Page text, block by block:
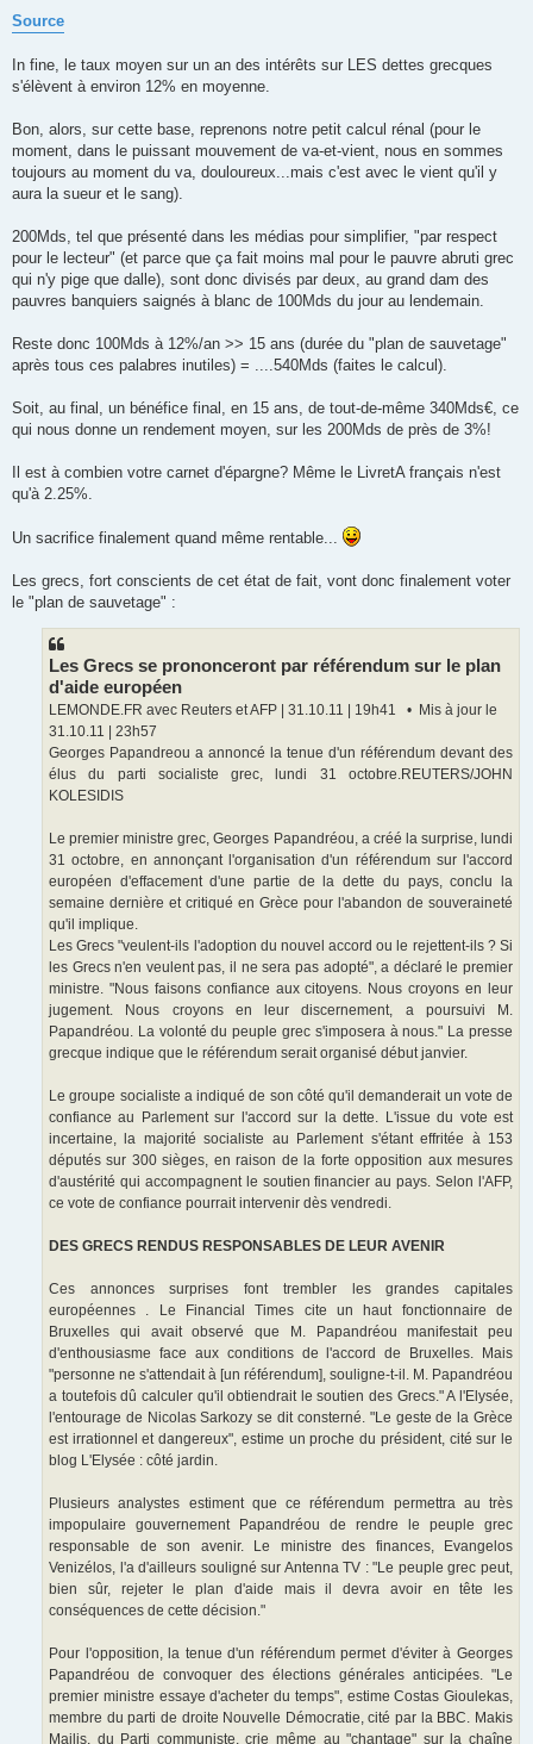
Source
In fine, le taux moyen sur un an des intérêts sur LES dettes grecques
s'élèvent à environ 12% en moyenne.
Bon, alors, sur cette base, reprenons notre petit calcul rénal (pour le
moment, dans le puissant mouvement de va-et-vient, nous en sommes
toujours au moment du va, douloureux...mais c'est avec le vient qu'il y
aura la sueur et le sang).
200Mds, tel que présenté dans les médias pour simplifier, "par respect
pour le lecteur" (et parce que ça fait moins mal pour le pauvre abruti grec
qui n'y pige que dalle), sont donc divisés par deux, au grand dam des
pauvres banquiers saignés à blanc de 100Mds du jour au lendemain.
Reste donc 100Mds à 12%/an >> 15 ans (durée du "plan de sauvetage"
après tous ces palabres inutiles) = ....540Mds (faites le calcul).
Soit, au final, un bénéfice final, en 15 ans, de tout-de-même 340Mds€, ce
qui nous donne un rendement moyen, sur les 200Mds de près de 3%!
Il est à combien votre carnet d'épargne? Même le LivretA français n'est
qu'à 2.25%.
Un sacrifice finalement quand même rentable...
Les grecs, fort conscients de cet état de fait, vont donc finalement voter
le "plan de sauvetage" :
Les Grecs se prononceront par référendum sur le plan
d'aide européen
LEMONDE.FR avec Reuters et AFP | 31.10.11 | 19h41 • Mis à jour le
31.10.11 | 23h57
Georges Papandreou a annoncé la tenue d'un référendum devant des
élus du parti socialiste grec, lundi 31 octobre.REUTERS/JOHN
KOLESIDIS
Le premier ministre grec, Georges Papandréou, a créé la surprise, lundi
31 octobre, en annonçant l'organisation d'un référendum sur l'accord
européen d'effacement d'une partie de la dette du pays, conclu la
semaine dernière et critiqué en Grèce pour l'abandon de souveraineté
qu'il implique.
Les Grecs "veulent-ils l'adoption du nouvel accord ou le rejettent-ils ? Si
les Grecs n'en veulent pas, il ne sera pas adopté", a déclaré le premier
ministre. "Nous faisons confiance aux citoyens. Nous croyons en leur
jugement. Nous croyons en leur discernement, a poursuivi M.
Papandréou. La volonté du peuple grec s'imposera à nous." La presse
grecque indique que le référendum serait organisé début janvier.
Le groupe socialiste a indiqué de son côté qu'il demanderait un vote de
confiance au Parlement sur l'accord sur la dette. L'issue du vote est
incertaine, la majorité socialiste au Parlement s'étant effritée à 153
députés sur 300 sièges, en raison de la forte opposition aux mesures
d'austérité qui accompagnent le soutien financier au pays. Selon l'AFP,
ce vote de confiance pourrait intervenir dès vendredi.
DES GRECS RENDUS RESPONSABLES DE LEUR AVENIR
Ces annonces surprises font trembler les grandes capitales
européennes . Le Financial Times cite un haut fonctionnaire de
Bruxelles qui avait observé que M. Papandréou manifestait peu
d'enthousiasme face aux conditions de l'accord de Bruxelles. Mais
"personne ne s'attendait à [un référendum], souligne-t-il. M. Papandréou
a toutefois dû calculer qu'il obtiendrait le soutien des Grecs." A l'Elysée,
l'entourage de Nicolas Sarkozy se dit consterné. "Le geste de la Grèce
est irrationnel et dangereux", estime un proche du président, cité sur le
blog L'Elysée : côté jardin.
Plusieurs analystes estiment que ce référendum permettra au très
impopulaire gouvernement Papandréou de rendre le peuple grec
responsable de son avenir. Le ministre des finances, Evangelos
Venizélos, l'a d'ailleurs souligné sur Antenna TV : "Le peuple grec peut,
bien sûr, rejeter le plan d'aide mais il devra avoir en tête les
conséquences de cette décision."
Pour l'opposition, la tenue d'un référendum permet d'éviter à Georges
Papandréou de convoquer des élections générales anticipées. "Le
premier ministre essaye d'acheter du temps", estime Costas Gioulekas,
membre du parti de droite Nouvelle Démocratie, cité par la BBC. Makis
Mailis, du Parti communiste, crie même au "chantage" sur la chaîne